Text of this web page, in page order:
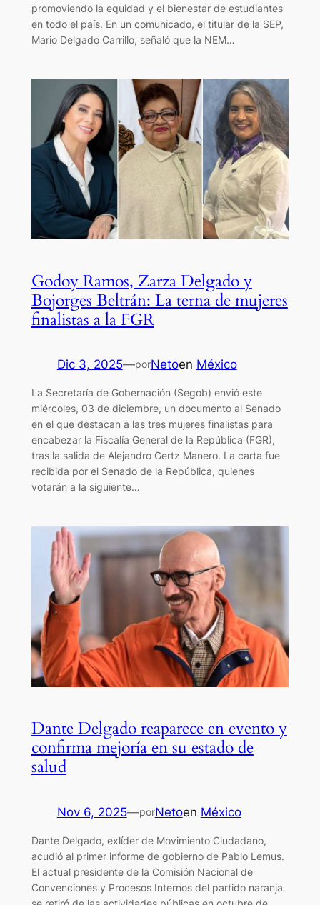
promoviendo la equidad y el bienestar de estudiantes
en todo el país. En un comunicado, el titular de la SEP,
Mario Delgado Carrillo, señaló que la NEM…
Godoy Ramos, Zarza Delgado y
Bojorges Beltrán: La terna de mujeres
finalistas a la FGR
Dic 3, 2025—porNetoen México
La Secretaría de Gobernación (Segob) envió este
miércoles, 03 de diciembre, un documento al Senado
en el que destacan a las tres mujeres finalistas para
encabezar la Fiscalía General de la República (FGR),
tras la salida de Alejandro Gertz Manero. La carta fue
recibida por el Senado de la República, quienes
votarán a la siguiente…
Dante Delgado reaparece en evento y
confirma mejoría en su estado de
salud
Nov 6, 2025—porNetoen México
Dante Delgado, exlíder de Movimiento Ciudadano,
acudió al primer informe de gobierno de Pablo Lemus.
El actual presidente de la Comisión Nacional de
Convenciones y Procesos Internos del partido naranja